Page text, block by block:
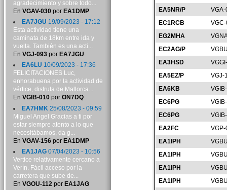
EA5NR/P
EC1RCB
EG2MHA
EC2AG/P
EA3HSD
EA5EZ/P
VGJ-
EA6KB
EC6PG
EC6PG
EA2FC
EA1IPH
EA1IPH
EA1IPH
EA1IPH
agradecimiento y sobre todo...
En VGAV-030por EA1DMP
EA7JGU 19/09/2023 - 17:12
Esta actividad tiene una
caminata de 18km entre ida y
vuelta. También es una acti...
En VGJ-093por EA7JGU
EA6LU 10/09/2023 - 17:36
FELICITACIONES Luc,
enhorabuena por la actividad de
vértice, disfruta de Mallorca...
En VGIB-010por ON7DQ
EA7HMK 25/08/2023 - 09:59
Miguel Angel Gracias a ti por
estar siempre atento a lo que
necesitábamos, da g...
En VGAV-156por EA1DMP
EA1JAG07/04/2023 - 10:56
Vertice relativamente cercano a
Verín. Fácil acceso por la
carretera que sube de...
En VGOU-112por EA1JAG